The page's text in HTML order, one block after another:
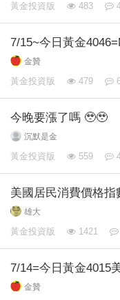
黃金投資版 483
7/15~今日黃金
金贊
黃金投資版 479
今晚要漲了嗎 🥹🥹
沉默是金
黃金投資版 559
美國居民消費價格
雄大
黃金投資版 1421
7/14=今日黃金4015
金贊